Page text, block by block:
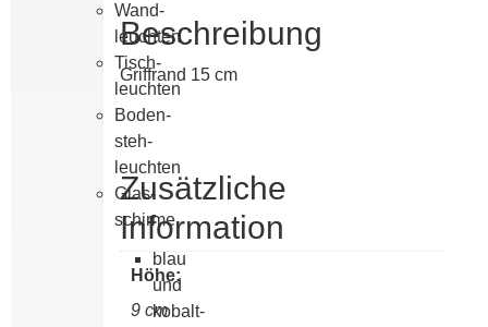
Wand­
leuchten
Tisch­
leuchten
Boden­
steh­
leuchten
Glas­­
schirme
blau
und
kobalt­
Beschreibung
Griffrand 15 cm
Zusätzliche
Information
Höhe:
9 cm